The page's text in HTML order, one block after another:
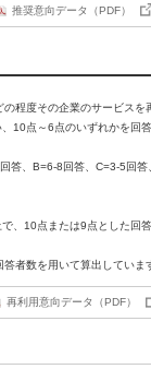
推奨意向データ（PDF）
程度その企業のサービス
10点～6点のいずれかを回
答、B=6-8回答、C=3-5回答
、10点または9点とした回
者数を用いて算出していま
再利用意向データ（PDF）